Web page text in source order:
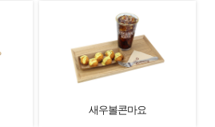
새우볼콘마요